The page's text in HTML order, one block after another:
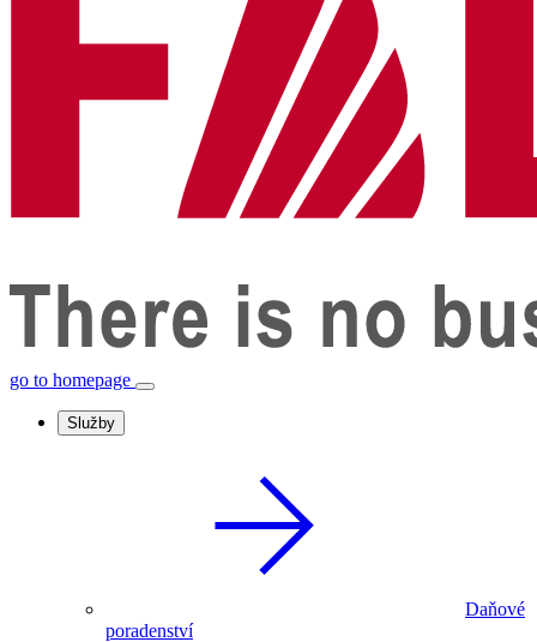
go to homepage
Služby
Daňové
poradenství